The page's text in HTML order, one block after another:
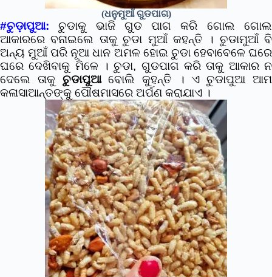
(ଧନୁମୁଆଁ ଗୁଡପାଗ)
#ଚୁଡ଼ାପୁଆ: ଚୁଡାକୁ ଭାଜି ଗୁଡ ପାଗ କରି ଗୋଲ ଗୋଲ
ଆକାରରେ ବନାଇଲେ ତାକୁ ଚୁଡା ମୁଆଁ କହନ୍ତି । ଚୁଡାମୁଆଁ ବି
ଅନ୍ୟ ମୁଆଁ ପରି ନୂଆ ଧାନ ଅମଳ ହୋଇ ଚୁଡା ହେବାବେଳେ ଘରେ
ଘରେ ଦେଖିବାକୁ ମିଳେ । ଚୁଡା, ଗୁଡପାଗ କରି ତାକୁ ଆକାର ନ
ଦେଲେ ତାକୁ ଚୁଡାପୁଆବୋଲି କୁହନ୍ତି । ଏ ଚୁଡାପୁଆ ଆମ
କଳାସାଆନ୍ତଙ୍କୁ ପୌଷମାସରେ ଅର୍ପଣ କରାଯାଏ ।